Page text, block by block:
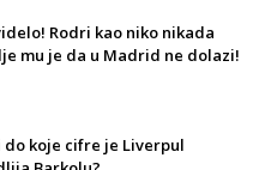
Rodri kao niko nikada
mu je da u Madrid ne dolazi!
do koje cifre je Liverpul